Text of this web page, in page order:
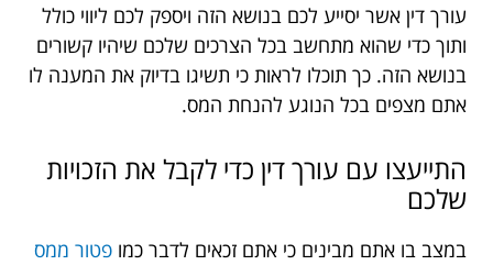
עורך דין אשר יסייע לכם בנושא הזה ויספק לכם ליווי כולל
ותוך כדי שהוא מתחשב בכל הצרכים שלכם שיהיו קשורים
בנושא הזה. כך תוכלו לראות כי תשיגו בדיוק את המענה לו
אתם מצפים בכל הנוגע להנחת המס.
התייעצו עם עורך דין כדי לקבל את הזכויות
שלכם
במצב בו אתם מבינים כי אתם זכאים לדבר כמו פטור ממס